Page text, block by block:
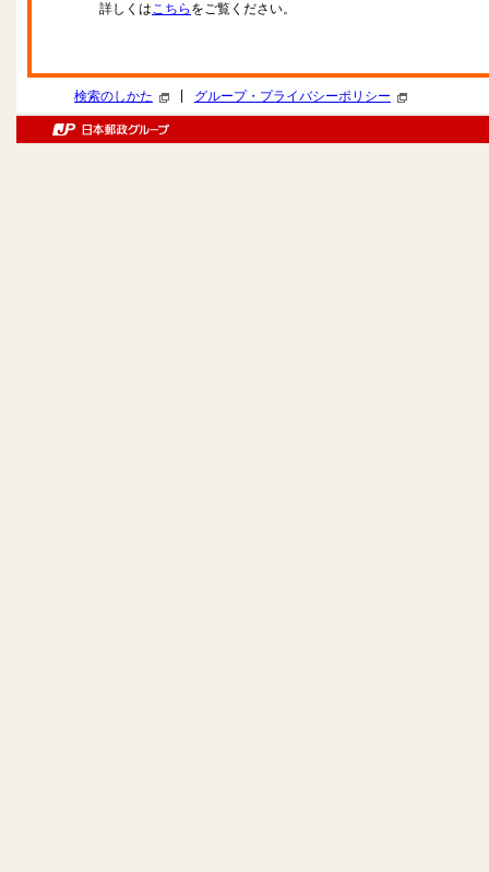
詳しくはこちら をご覧ください。
検索のしかた グループ・プライバシーポリシー